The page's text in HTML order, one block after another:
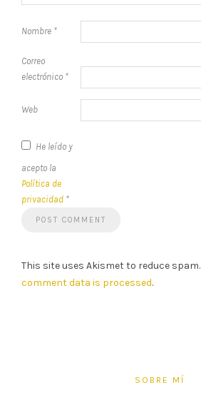
Nombre *
Correo
electrónico *
Web
He leído y
acepto la
Política de
privacidad *
This site uses Akismet to reduce spam.
comment data is processed.
SOBRE MÍ